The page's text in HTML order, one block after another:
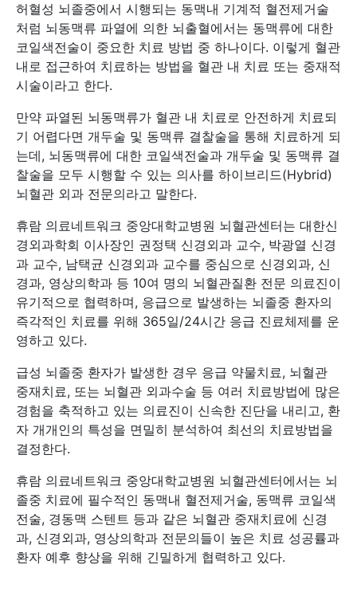
허혈성 뇌졸중에서 시행되는 동맥내 기계적 혈전제거술
처럼 뇌동맥류 파열에 의한 뇌출혈에서는 동맥류에 대한
코일색전술이 중요한 치료 방법 중 하나이다. 이렇게 혈관
내로 접근하여 치료하는 방법을 혈관 내 치료 또는 중재적
시술이라고 한다.
만약 파열된 뇌동맥류가 혈관 내 치료로 안전하게 치료되
기 어렵다면 개두술 및 동맥류 결찰술을 통해 치료하게 되
는데, 뇌동맥류에 대한 코일색전술과 개두술 및 동맥류 결
찰술을 모두 시행할 수 있는 의사를 하이브리드(Hybrid)
뇌혈관 외과 전문의라고 말한다.
휴람 의료네트워크 중앙대학교병원 뇌혈관센터는 대한신
경외과학회 이사장인 권정택 신경외과 교수, 박광열 신경
과 교수, 남택균 신경외과 교수를 중심으로 신경외과, 신
경과, 영상의학과 등 10여 명의 뇌혈관질환 전문 의료진이
유기적으로 협력하며, 응급으로 발생하는 뇌졸중 환자의
즉각적인 치료를 위해 365일/24시간 응급 진료체제를 운
영하고 있다.
급성 뇌졸중 환자가 발생한 경우 응급 약물치료, 뇌혈관
중재치료, 또는 뇌혈관 외과수술 등 여러 치료방법에 많은
경험을 축적하고 있는 의료진이 신속한 진단을 내리고, 환
자 개개인의 특성을 면밀히 분석하여 최선의 치료방법을
결정한다.
휴람 의료네트워크 중앙대학교병원 뇌혈관센터에서는 뇌
졸중 치료에 필수적인 동맥내 혈전제거술, 동맥류 코일색
전술, 경동맥 스텐트 등과 같은 뇌혈관 중재치료에 신경
과, 신경외과, 영상의학과 전문의들이 높은 치료 성공률과
환자 예후 향상을 위해 긴밀하게 협력하고 있다.